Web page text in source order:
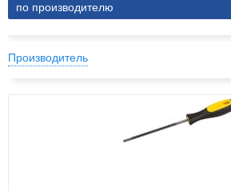
по производителю
Производитель